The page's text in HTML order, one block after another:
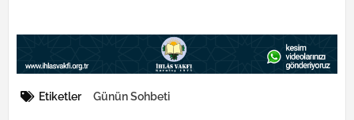
Etiketler Günün Sohbeti